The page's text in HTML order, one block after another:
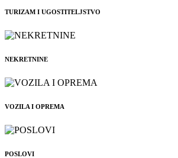
TURIZAM I UGOSTITELJSTVO
NEKRETNINE
VOZILA I OPREMA
POSLOVI